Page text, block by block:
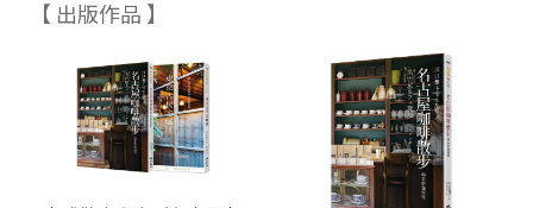
【 出版作品 】